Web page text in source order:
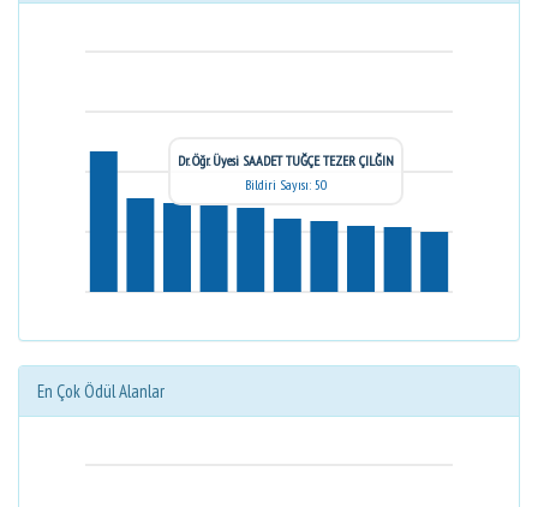
Dr. Öğr. Üyesi SAADET TUĞÇE TEZER ÇILĞIN
Bildiri Sayısı: 50
En Çok Ödül Alanlar